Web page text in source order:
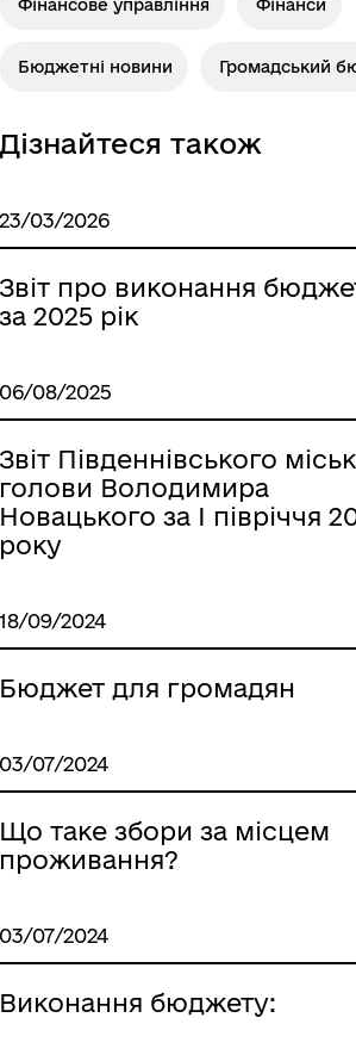
Фінансове управління Фінанси
Бюджетні новини Громадський
Дізнайтеся також
23/03/2026
Звіт про виконання
за 2025 рік
06/08/2025
Звіт Південнівського
голови Володимира
Новацького за І півріччя
року
18/09/2024
Бюджет для громадян
03/07/2024
Що таке збори за місцем
проживання?
03/07/2024
Виконання бюджету: